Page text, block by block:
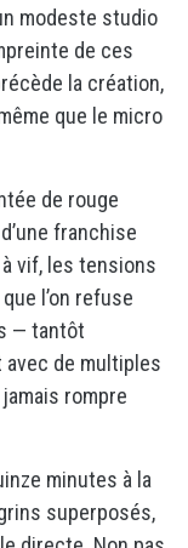
modeste studio
de ces
la création,
que le micro
de rouge
franchise
vif, les tensions
l’on refuse
— tantôt
de multiples
rompre
minutes à la
superposés,